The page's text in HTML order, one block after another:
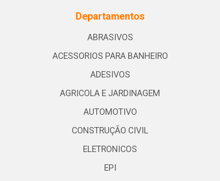
Departamentos
ABRASIVOS
ACESSORIOS PARA BANHEIRO
ADESIVOS
AGRICOLA E JARDINAGEM
AUTOMOTIVO
CONSTRUÇÃO CIVIL
ELETRONICOS
EPI